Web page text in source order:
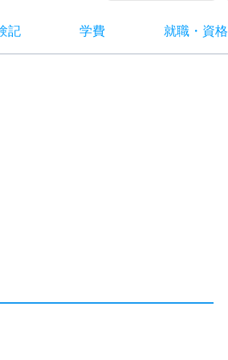
記 学費 就職・ 資格